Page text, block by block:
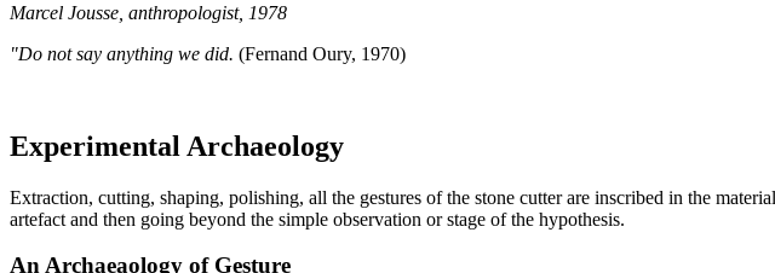
Marcel Jousse, anthropologist, 1978
"Do not say anything we did. (Fernand Oury, 1970)
Experimental Archaeology
Extraction, cutting, shaping, polishing, all the gestures of the stone cutter are inscribed in the
artefact and then going beyond the simple observation or stage of the hypothesis.
An Archaeaology of Gesture